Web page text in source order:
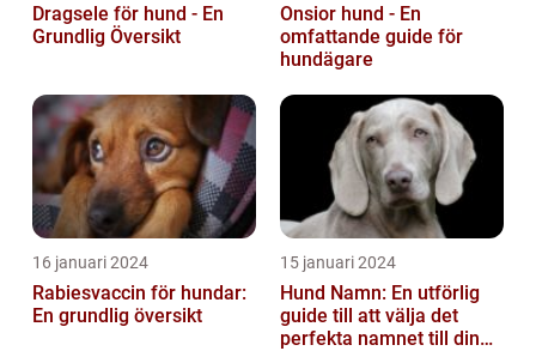
Dragsele för hund - En
Grundlig Översikt
Onsior hund - En
omfattande guide för
hundägare
16 januari 2024
Rabiesvaccin för hundar:
En grundlig översikt
15 januari 2024
Hund Namn: En utförlig
guide till att välja det
perfekta namnet till din